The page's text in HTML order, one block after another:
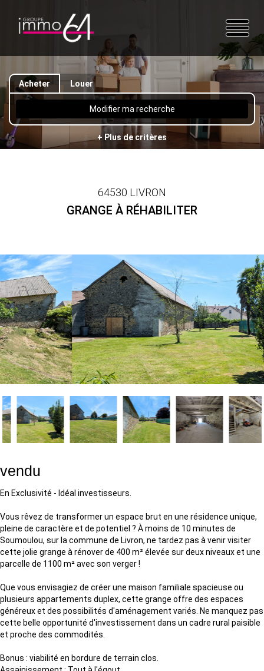
Acheter Louer
Modifier ma recherche
+ Plus de critères
64530 LIVRON
GRANGE À RÉHABILITER
vendu
En Exclusivité - Idéal investisseurs.
Vous rêvez de transformer un espace brut en une résidence unique,
pleine de caractère et de potentiel ? À moins de 10 minutes de
Soumoulou, sur la commune de Livron, ne tardez pas à venir visiter
cette jolie grange à rénover de 400 m² élevée sur deux niveaux et une
parcelle de 1100 m² avec son verger !
Que vous envisagiez de créer une maison familiale spacieuse ou
plusieurs appartements duplex, cette grange offre des espaces
généreux et des possibilités d'aménagement variés. Ne manquez pas
cette belle opportunité d'investissement dans un cadre rural paisible
et proche des commodités.
Bonus : viabilité en bordure de terrain clos.